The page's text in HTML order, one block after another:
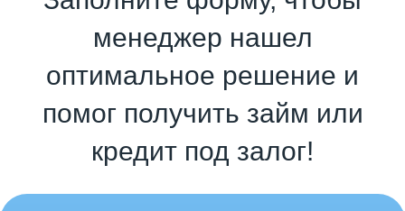
менеджер нашел
оптимальное решение и
помог получить займ или
кредит под залог!